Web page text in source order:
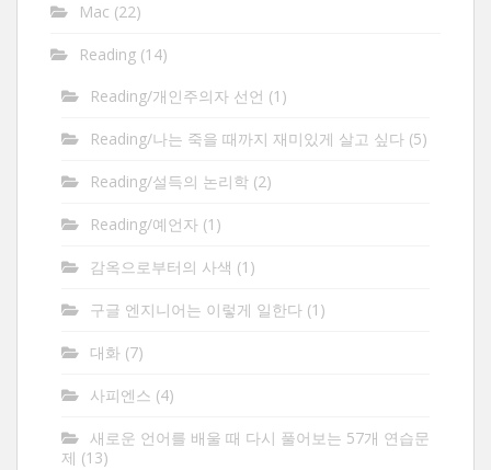
Mac (22)
Reading (14)
Reading/개인주의자 선언 (1)
Reading/나는 죽을 때까지 재미있게 살고 싶다 (5)
Reading/설득의 논리학 (2)
Reading/예언자 (1)
감옥으로부터의 사색 (1)
구글 엔지니어는 이렇게 일한다 (1)
대화 (7)
사피엔스 (4)
새로운 언어를 배울 때 다시 풀어보는 57개 연습문
제 (13)